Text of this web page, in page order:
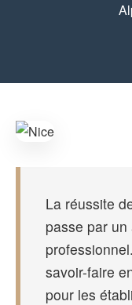
La réussite
passe par
savoir-faire
pour les